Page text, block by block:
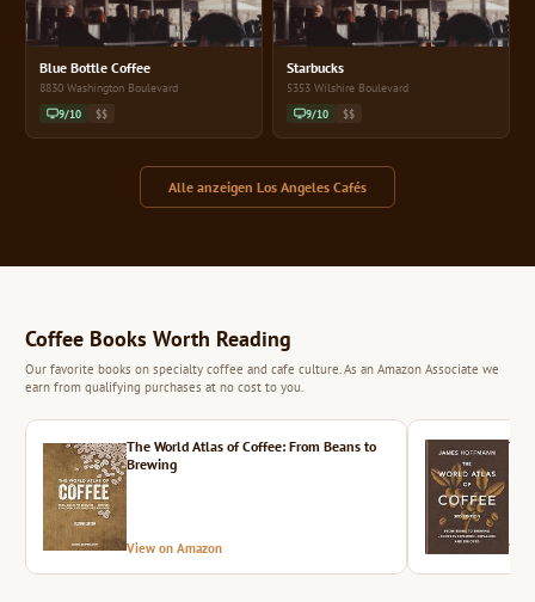
Blue Bottle Coffee
8830 Washington Boulevard
9/10 $$
Starbucks
5353 Wilshire Boulevard
9/10 $$
Alle anzeigen Los Angeles Cafés
Coffee Books Worth Reading
Our favorite books on specialty coffee and cafe culture. As an Amazon Associate we
earn from qualifying purchases at no cost to you.
The World Atlas of Coffee: From Beans to
Brewing
View on Amazon